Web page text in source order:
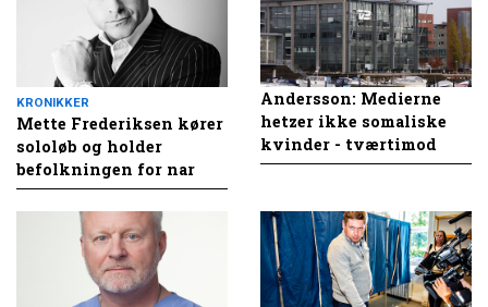
KRONIKKER
Mette Frederiksen kører
sololøb og holder
befolkningen for nar
Andersson: Medierne
hetzer ikke somaliske
kvinder - tværtimod